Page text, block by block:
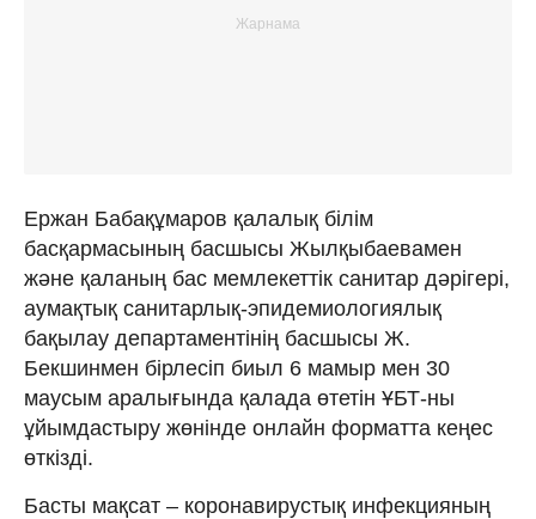
Ержан Бабақұмаров қалалық білім
басқармасының басшысы Жылқыбаевамен
және қаланың бас мемлекеттік санитар дәрігері,
аумақтық санитарлық-эпидемиологиялық
бақылау департаментінің басшысы Ж.
Бекшинмен бірлесіп биыл 6 мамыр мен 30
маусым аралығында қалада өтетін ҰБТ-ны
ұйымдастыру жөнінде онлайн форматта кеңес
өткізді.
Басты мақсат – коронавирустық инфекцияның